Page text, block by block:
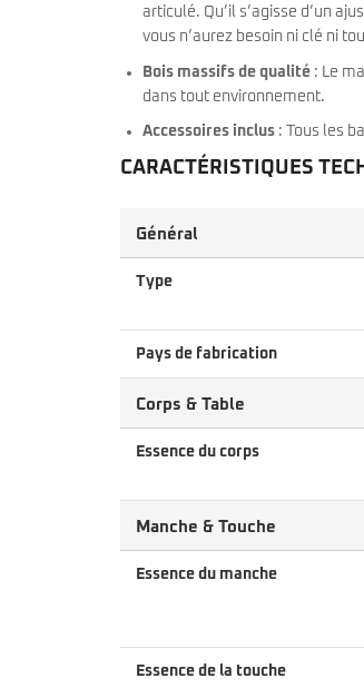
articulé. Qu’il s’agisse d’un
vous n’aurez besoin ni clé ni
Bois massifs de qualité : Le
dans tout environnement.
Accessoires inclus : Tous les
CARACTÉRISTIQUES
Général
Type
Pays de fabrication
Corps & Table
Essence du corps
Manche & Touche
Essence du manche
Essence de la touche